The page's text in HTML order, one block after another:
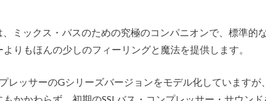
、ミックス・バスのための究極のコンパニオンで、標準的
りもほんの少しのフィーリングと魔法を提供します。
レッサーのGシリーズバージョンをモデル化していますが